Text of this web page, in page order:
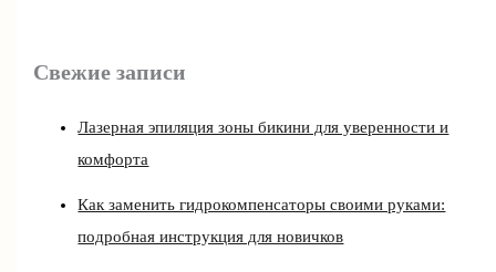
Свежие записи
Лазерная эпиляция зоны бикини для уверенности и
комфорта
Как заменить гидрокомпенсаторы своими руками:
подробная инструкция для новичков